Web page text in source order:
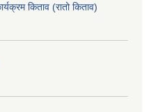
किताव (रातो किताव)